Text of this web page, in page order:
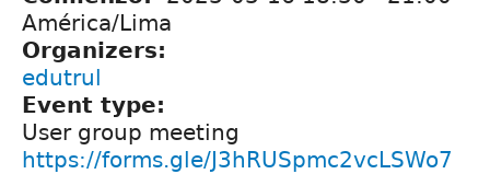
América/Lima
Organizers:
edutrul
Event type:
User group meeting
https://forms.gle/J3hRUSpmc2vcLSWo7